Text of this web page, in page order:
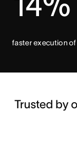
faster execution
Trusted by